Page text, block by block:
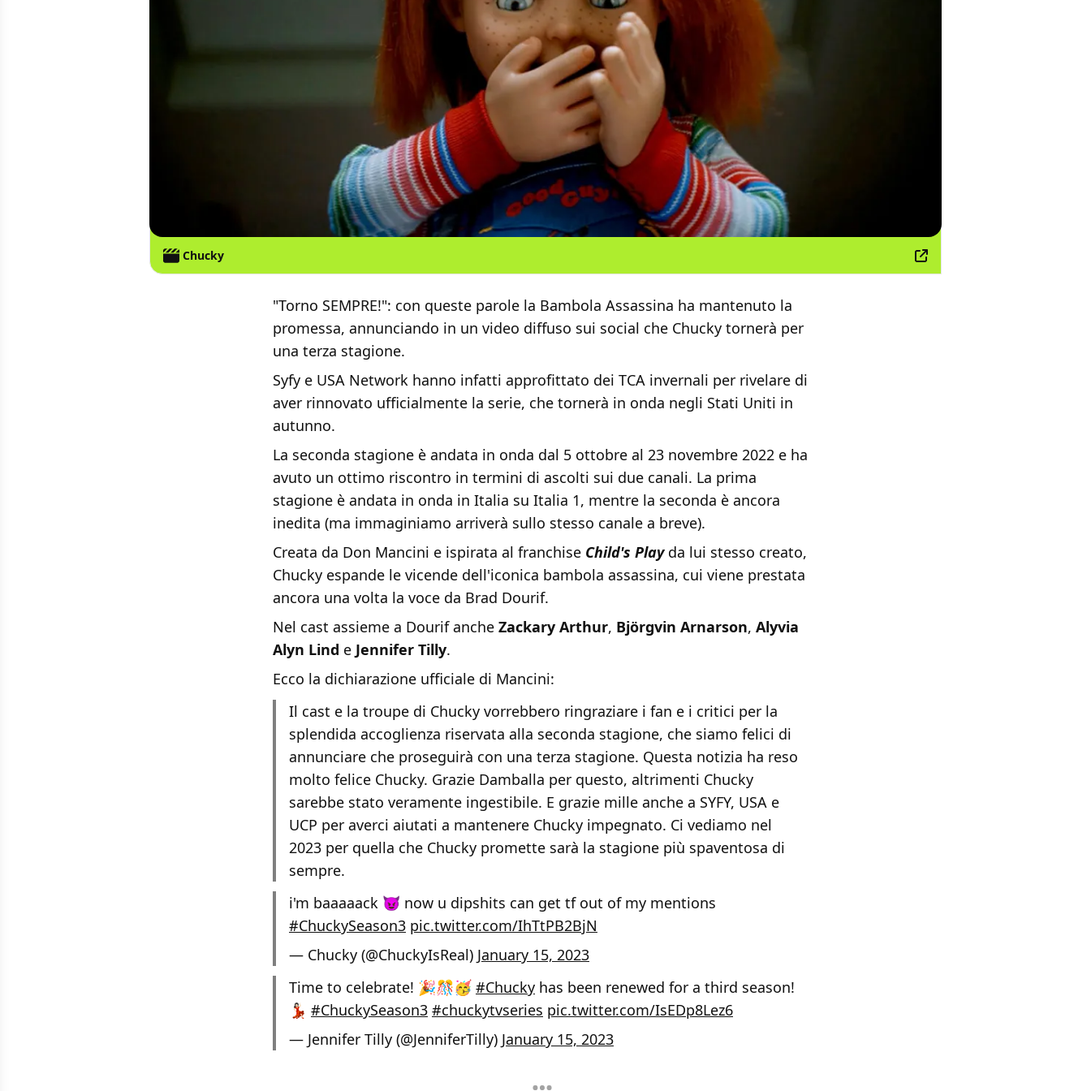
Chucky
"Torno SEMPRE!": con queste parole la Bambola Assassina ha mantenuto la
promessa, annunciando in un video diffuso sui social che Chucky tornerà per
una terza stagione.
Syfy e USA Network hanno infatti approfittato dei TCA invernali per rivelare di
aver rinnovato ufficialmente la serie, che tornerà in onda negli Stati Uniti in
autunno.
La seconda stagione è andata in onda dal 5 ottobre al 23 novembre 2022 e ha
avuto un ottimo riscontro in termini di ascolti sui due canali. La prima
stagione è andata in onda in Italia su Italia 1, mentre la seconda è ancora
inedita (ma immaginiamo arriverà sullo stesso canale a breve).
Creata da Don Mancini e ispirata al franchise Child's Playda lui stesso creato,
Chucky espande le vicende dell'iconica bambola assassina, cui viene prestata
ancora una volta la voce da Brad Dourif.
Nel cast assieme a Dourif anche Zackary Arthur, Björgvin Arnarson, Alyvia
Alyn Lind e Jennifer Tilly.
Ecco la dichiarazione ufficiale di Mancini:
Il cast e la troupe di Chucky vorrebbero ringraziare i fan e i critici per la
splendida accoglienza riservata alla seconda stagione, che siamo felici di
annunciare che proseguirà con una terza stagione. Questa notizia ha reso
molto felice Chucky. Grazie Damballa per questo, altrimenti Chucky
sarebbe stato veramente ingestibile. E grazie mille anche a SYFY, USA e
UCP per averci aiutati a mantenere Chucky impegnato. Ci vediamo nel
2023 per quella che Chucky promette sarà la stagione più spaventosa di
sempre.
i'm baaaaack 😈 now u dipshits can get tf out of my mentions
#ChuckySeason3 pic.twitter.com/IhTtPB2BjN
— Chucky (@ChuckyIsReal) January 15, 2023
Time to celebrate! 🎉🎊🥳 #Chucky has been renewed for a third season!
💃🏻 #ChuckySeason3 #chuckytvseries pic.twitter.com/IsEDp8Lez6
— Jennifer Tilly (@JenniferTilly) January 15, 2023